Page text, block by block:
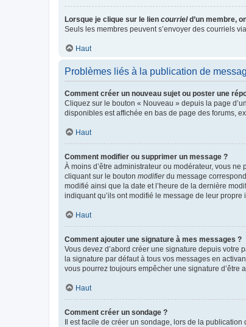
Lorsque je clique sur le lien courrield’un membre,
Seuls les membres peuvent s’envoyer des courriels
Haut
Problèmes liés à la publication de
Comment créer un nouveau sujet ou poster une
Cliquez sur le bouton « Nouveau » depuis la page
disponibles est affichée en bas de page des forums,
Haut
Comment modifier ou supprimer un message ?
À moins d’être administrateur ou modérateur, vous
cliquant sur le bouton modifierdu message
modifié ainsi que la date et l’heure de la dernière
indiquant qu’ils ont modifié le message de leur
Haut
Comment ajouter une signature à mes messages ?
Vous devez d’abord créer une signature depuis votre
la signature par défaut à tous vos messages en
vous pourrez toujours empêcher une signature
Haut
Comment créer un sondage ?
Il est facile de créer un sondage, lors de la